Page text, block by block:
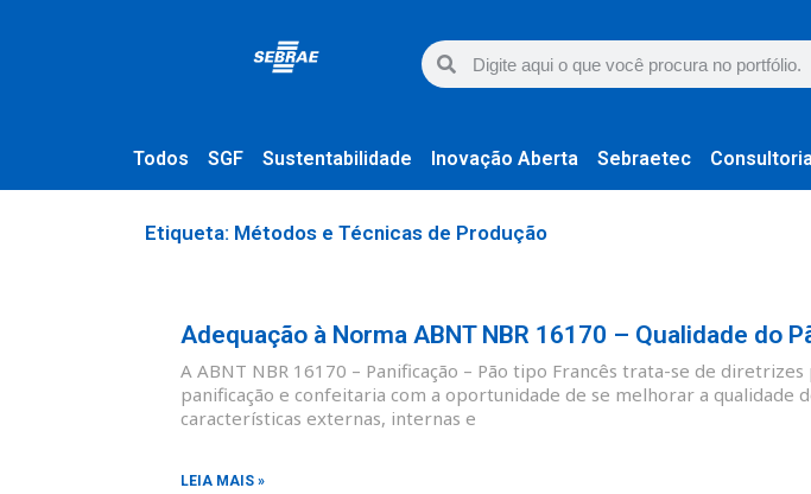
Todos SGF Sustentabilidade Inovação Aberta Sebraetec
Etiqueta: Métodos e Técnicas de Produção
Adequação à Norma ABNT NBR 16170 – Qualidade do
A ABNT NBR 16170 – Panificação – Pão tipo Francês trata-se de
panificação e confeitaria com a oportunidade de se melhorar a qualidade
características externas, internas e
LEIA MAIS »